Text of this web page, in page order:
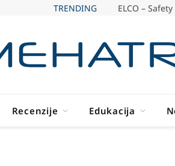
TRENDING ELCO –
Recenzije Edukacija